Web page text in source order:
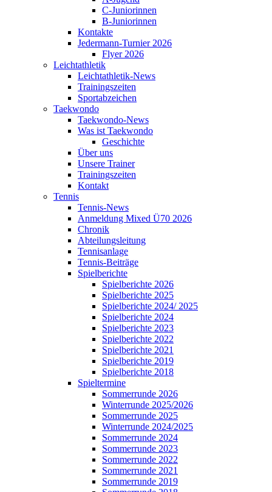
C-Juniorinnen
B-Juniorinnen
Kontakte
Jedermann-Turnier 2026
Flyer 2026
Leichtathletik
Leichtathletik-News
Trainingszeiten
Sportabzeichen
Taekwondo
Taekwondo-News
Was ist Taekwondo
Geschichte
Über uns
Unsere Trainer
Trainingszeiten
Kontakt
Tennis
Tennis-News
Anmeldung Mixed Ü70 2026
Chronik
Abteilungsleitung
Tennisanlage
Tennis-Beiträge
Spielberichte
Spielberichte 2026
Spielberichte 2025
Spielberichte 2024/ 2025
Spielberichte 2024
Spielberichte 2023
Spielberichte 2022
Spielberichte 2021
Spielberichte 2019
Spielberichte 2018
Spieltermine
Sommerrunde 2026
Winterrunde 2025/2026
Sommerrunde 2025
Winterrunde 2024/2025
Sommerrunde 2024
Sommerrunde 2023
Sommerrunde 2022
Sommerrunde 2021
Sommerrunde 2019